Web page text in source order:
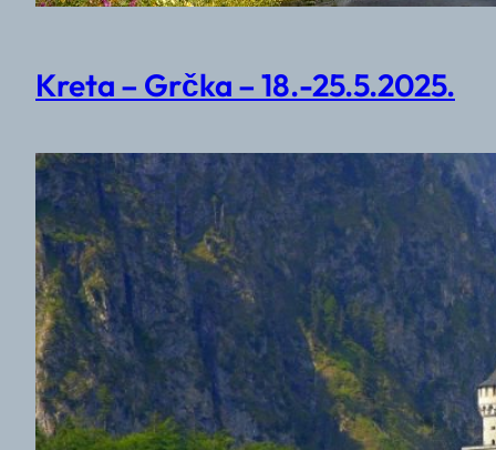
Kreta – Grčka – 18.-25.5.2025.